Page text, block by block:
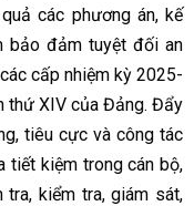
các phương án, kế
bảo đảm tuyệt đối an
cấp nhiệm kỳ 2025-
thứ XIV của Đảng. Đẩy
tiêu cực và công tác
tiết kiệm trong cán bộ,
kiểm tra, giám sát,